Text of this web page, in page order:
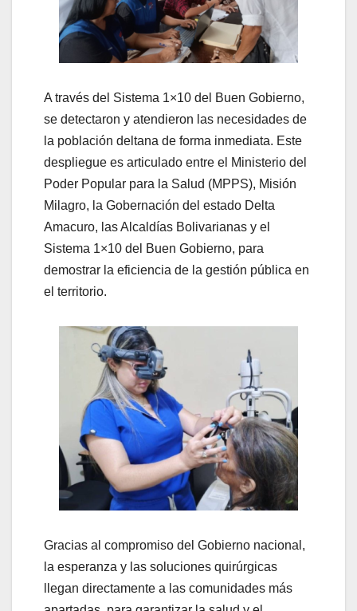
A través del Sistema 1×10 del Buen Gobierno,
se detectaron y atendieron las necesidades de
la población deltana de forma inmediata. Este
despliegue es articulado entre el Ministerio del
Poder Popular para la Salud (MPPS), Misión
Milagro, la Gobernación del estado Delta
Amacuro, las Alcaldías Bolivarianas y el
Sistema 1×10 del Buen Gobierno, para
demostrar la eficiencia de la gestión pública en
el territorio.
Gracias al compromiso del Gobierno nacional,
la esperanza y las soluciones quirúrgicas
llegan directamente a las comunidades más